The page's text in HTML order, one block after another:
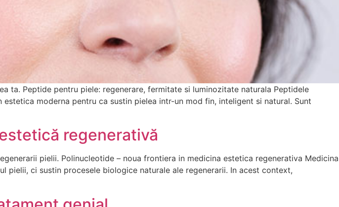
ta. Peptide pentru piele: regenerare, fermitate si luminozitate naturala Peptidele
moderna pentru ca sustin pielea intr-un mod fin, inteligent si natural. Sunt
regenerativă
pielii. Polinucleotide – noua frontiera in medicina estetica regenerativa Medicina
ci sustin procesele biologice naturale ale regenerarii. In acest context,